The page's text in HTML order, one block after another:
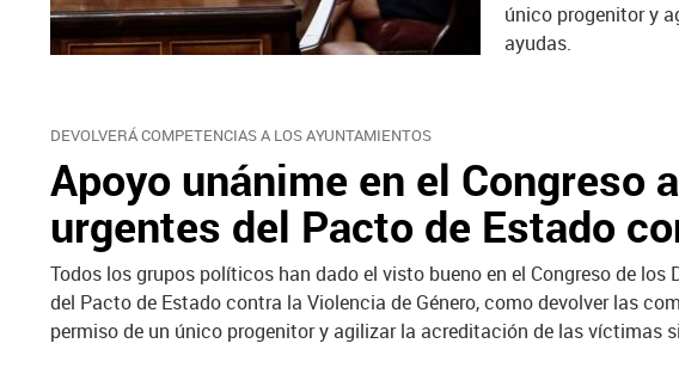
único progenitor y
ayudas.
DEVOLVERÁ COMPETENCIAS A LOS AYUNTAMIENTOS
Apoyo unánime en el
urgentes del Pacto de Estado
Todos los grupos políticos han dado el visto bueno en el Congreso de
del Pacto de Estado contra la Violencia de Género, como devolver las
permiso de un único progenitor y agilizar la acreditación de las víctimas